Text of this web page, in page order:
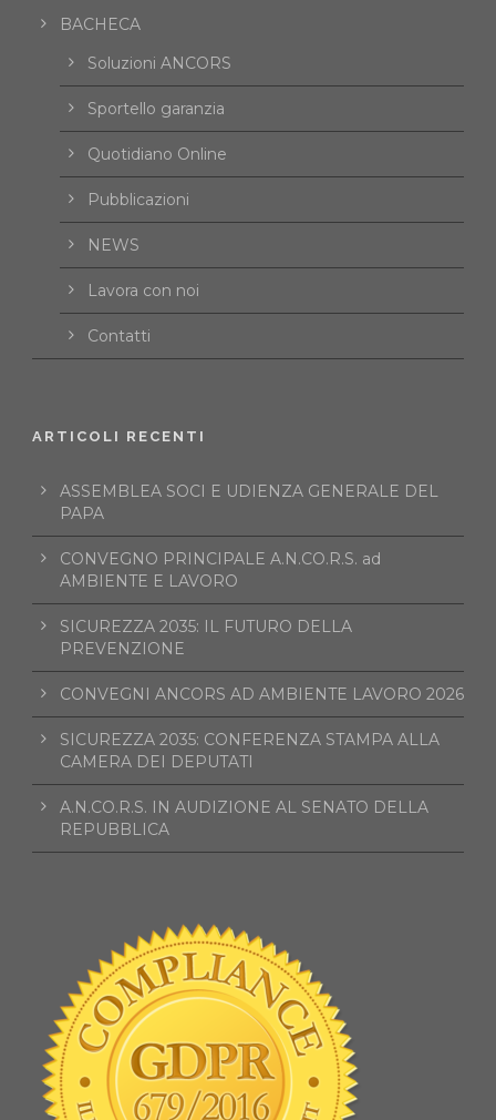
BACHECA
Soluzioni ANCORS
Sportello garanzia
Quotidiano Online
Pubblicazioni
NEWS
Lavora con noi
Contatti
ARTICOLI RECENTI
ASSEMBLEA SOCI E UDIENZA GENERALE DEL
PAPA
CONVEGNO PRINCIPALE A.N.CO.R.S. ad
AMBIENTE E LAVORO
SICUREZZA 2035: IL FUTURO DELLA
PREVENZIONE
CONVEGNI ANCORS AD AMBIENTE LAVORO 2026
SICUREZZA 2035: CONFERENZA STAMPA ALLA
CAMERA DEI DEPUTATI
A.N.CO.R.S. IN AUDIZIONE AL SENATO DELLA
REPUBBLICA